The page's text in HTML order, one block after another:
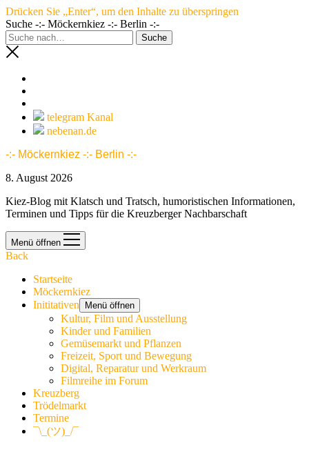
Drücken Sie „Enter“, um den Inhalte zu überspringen
Suche -:- Möckernkiez -:- Berlin -:-
telegram Kanal
nebenan.de
-:- Möckernkiez -:- Berlin -:-
8. August 2026
Kiez-Blog mit Klatsch und Tratsch, humoristischen Informationen,
Terminen und Tipps für die Kreuzberger Nachbarschaft
Menü öffnen
Back
Startseite
Möckernkiez
Inititativen
Menü öffnen
Kultur, Film und Ausstellung
Kinder und Familien
Gemüsemarkt und Pflanzen
Freizeit, Sport und Bewegung
Digital, Reparatur und Werkraum
Filmreihe im Forum
Kreuzberg
Trödelmarkt
Termine
¯\_(ツ)_/¯